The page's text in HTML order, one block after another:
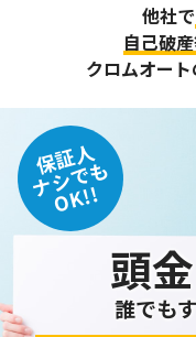
他社で
自己破
クロムオー
保証人
ナシでも
OK!!
頭金
誰でも